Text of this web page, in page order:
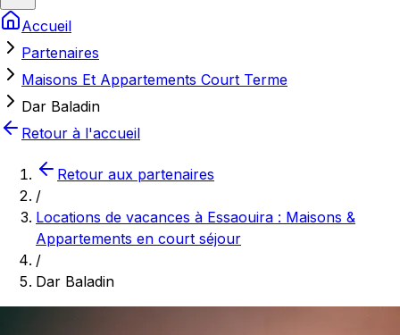
Accueil
Partenaires
Maisons Et Appartements Court Terme
Dar Baladin
Retour à l'accueil
Retour aux partenaires
/
Locations de vacances à Essaouira : Maisons &
Appartements en court séjour
/
Dar Baladin